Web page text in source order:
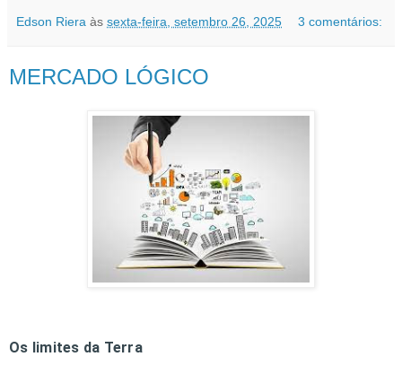
Edson Riera às sexta-feira, setembro 26, 2025 3 comentários:
MERCADO LÓGICO
Os limites da Terra